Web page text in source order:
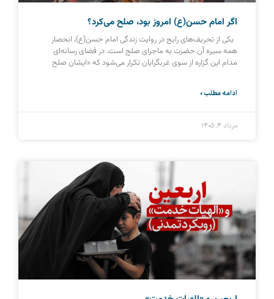
اگر امام حسن(ع) امروز بود، صلح می‌کرد؟
یکی از تحریف‌های رایج در روایت زندگی امام حسن(ع)، انحصار
همه سیره آن حضرت به ماجرای صلح است. در فضای رسانه‌ای
مدام این گزاره از سوی غربگرایان تکرار می‌شود که «ایشان صلح
ادامه مطلب »
مرداد ۴, ۱۴۰۵